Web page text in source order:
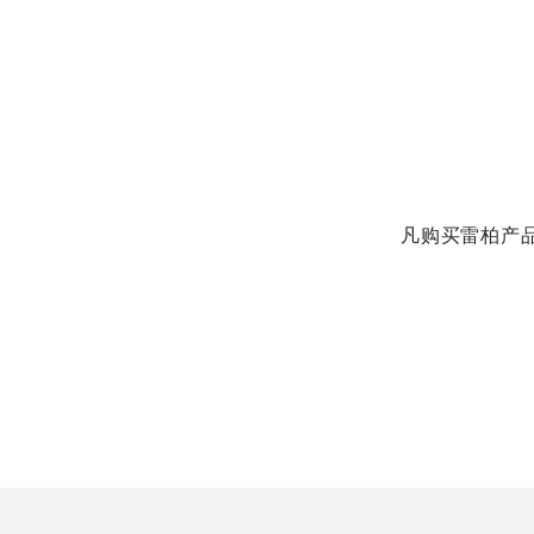
凡购买雷柏产